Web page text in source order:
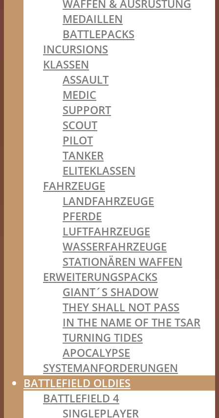
WAFFEN & AUSRÜSTUNG
MEDAILLEN
BATTLEPACKS
INCURSIONS
KLASSEN
ASSAULT
MEDIC
SUPPORT
SCOUT
PILOT
TANKER
ELITEKLASSEN
FAHRZEUGE
LANDFAHRZEUGE
PFERDE
LUFTFAHRZEUGE
WASSERFAHRZEUGE
STATIONÄREN WAFFEN
ERWEITERUNGSPACKS
GIANT´S SHADOW
THEY SHALL NOT PASS
IN THE NAME OF THE TSAR
TURNING TIDES
APOCALYPSE
SYSTEMANFORDERUNGEN
BATTLEFIELD OLDIES
BATTLEFIELD 4
SINGLEPLAYER